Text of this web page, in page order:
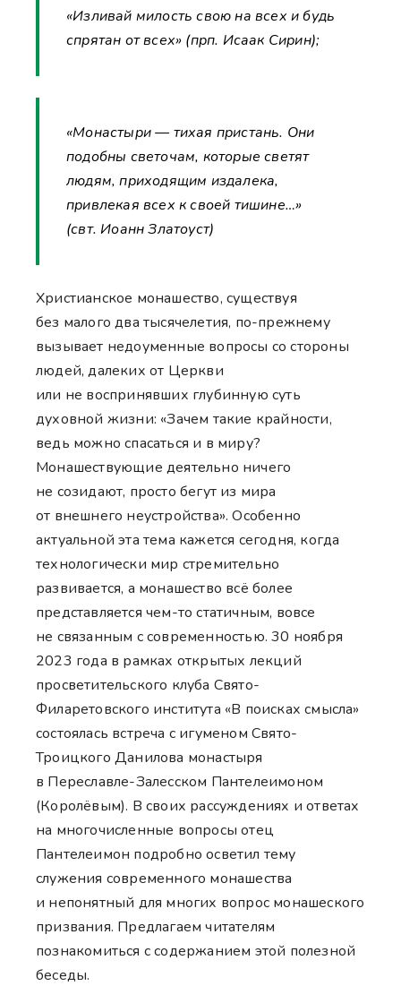
«Изливай милость свою на всех и будь
спрятан от всех» (прп. Исаак Сирин);
«Монастыри — тихая пристань. Они
подобны светочам, которые светят
людям, приходящим издалека,
привлекая всех к своей тишине…»
(свт. Иоанн Златоуст)
Христианское монашество, существуя
без малого два тысячелетия, по-прежнему
вызывает недоуменные вопросы со стороны
людей, далеких от Церкви
или не воспринявших глубинную суть
духовной жизни: «Зачем такие крайности,
ведь можно спасаться и в миру?
Монашествующие деятельно ничего
не созидают, просто бегут из мира
от внешнего неустройства». Особенно
актуальной эта тема кажется сегодня, когда
технологически мир стремительно
развивается, а монашество всё более
представляется чем-то статичным, вовсе
не связанным с современностью. 30 ноября
2023 года в рамках открытых лекций
просветительского клуба Свято-
Филаретовского института «В поисках смысла»
состоялась встреча с игуменом Свято-
Троицкого Данилова монастыря
в Переславле-Залесском Пантелеимоном
(Королёвым). В своих рассуждениях и ответах
на многочисленные вопросы отец
Пантелеимон подробно осветил тему
служения современного монашества
и непонятный для многих вопрос монашеского
призвания. Предлагаем читателям
познакомиться с содержанием этой полезной
беседы.